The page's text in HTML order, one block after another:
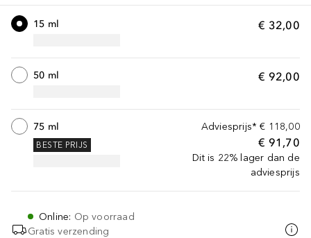
€ 32,00
15 ml
€ 92,00
50 ml
Adviesprijs* € 118,00
€ 91,70
Dit is 22% lager dan de
adviesprijs
75 ml
BESTE PRIJS
Online: Op voorraad
Gratis verzending